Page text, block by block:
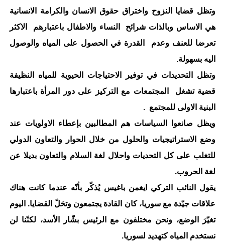
وتظل قضايا النزوح واختراق حقوق الانسان والكرامة الانسانية
هي الاساس وبالذات شرائح النساء والاطفال باعتبارهم الاكثر
تعرضا للعنف وعدم القدرة في الحصول على المياه والوصول
اليه بسهولة.
وتظل التحديدات في توفير الاحتياجات الحيوية للمياه النظيفة
قضية تشغل المجتمعات مع التركيز على دور المرأة باعتبارها
البنية الاولى للمجتمع .
ويظل صانعوا السياسات هم المطالبين بإعطاء الاولويات عند
وضع الاستراتيجيات والحلول من خلال الحوار والتعاون الدولي
للتغلب على كل التحديات واحلال لغة السلام والتعاون بديلا عن
لغة الحروب.
يقول النائب التركي ايغمن باغيس يُذكّر بأنّه عندما كانت هناك
علاقات جيّدة مع سوريا، كان القادة يجتمعون وتحَلّ القضايا. اليوم
تغيّرَ الوضع، ونحن مختلفون مع الرئيس بشّار الأسد، لكنّنا لن
نستخدم المياه كتهديد لسوريا.